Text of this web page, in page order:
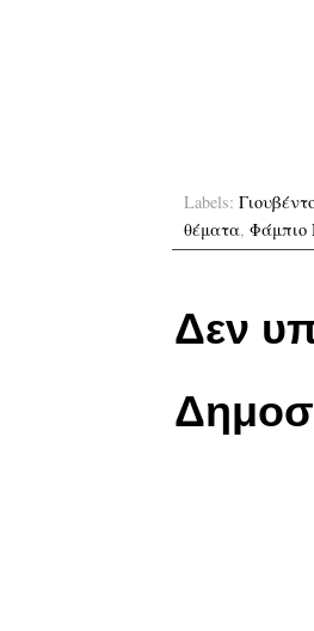
Labels:
θέματα, Φάμπιο
Δεν